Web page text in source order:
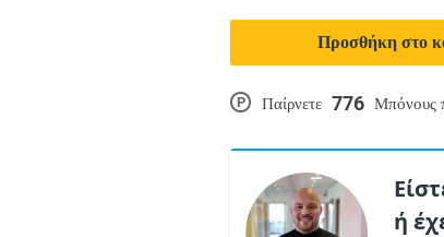
P Παίρνετε 776 Μπόνους
Προσθήκη στο
ή